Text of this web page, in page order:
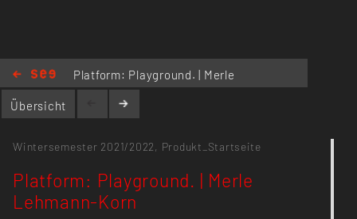
Platform: Playground. | Merle
Lehmann-Korn
Übersicht
Wintersemester 2021/2022, Produkt_Startseite
Platform: Playground. | Merle
Lehmann-Korn